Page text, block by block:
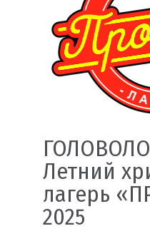
Летний
лагерь
2025